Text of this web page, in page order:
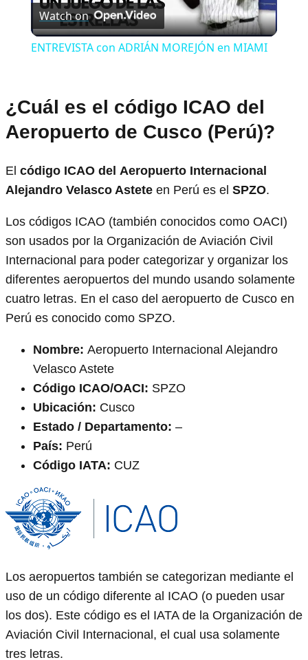
Video
Watch on
ENTREVISTA con ADRIÁN MOREJÓN en MIAMI
¿Cuál es el código ICAO del
Aeropuerto de Cusco (Perú)?
El código ICAO del Aeropuerto Internacional
Alejandro Velasco Astete en Perú es el SPZO.
Los códigos ICAO (también conocidos como OACI)
son usados por la Organización de Aviación Civil
Internacional para poder categorizar y organizar los
diferentes aeropuertos del mundo usando solamente
cuatro letras. En el caso del aeropuerto de Cusco en
Perú es conocido como SPZO.
Nombre: Aeropuerto Internacional Alejandro
Velasco Astete
Código ICAO/OACI: SPZO
Ubicación: Cusco
Estado / Departamento: –
País: Perú
Código IATA: CUZ
Los aeropuertos también se categorizan mediante el
uso de un código diferente al ICAO (o pueden usar
los dos). Este código es el IATA de la Organización de
Aviación Civil Internacional, el cual usa solamente
tres letras.